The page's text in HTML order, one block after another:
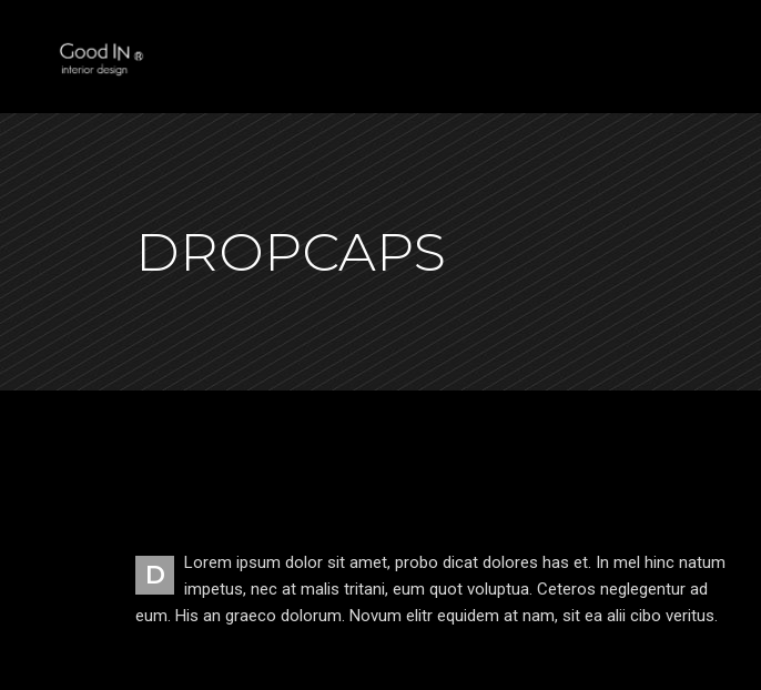
DROPCAPS
D
Lorem ipsum dolor sit amet, probo dicat dolores has et. In mel hinc natum
impetus, nec at malis tritani, eum quot voluptua. Ceteros neglegentur ad
eum. His an graeco dolorum. Novum elitr equidem at nam, sit ea alii cibo veritus.